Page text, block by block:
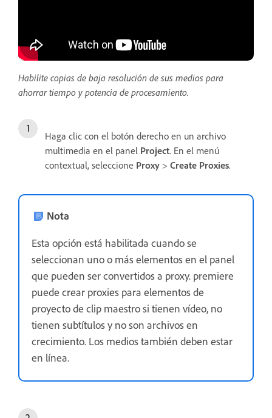
Habilite copias de baja resolución de sus medios para
ahorrar tiempo y potencia de procesamiento.
Haga clic con el botón derecho en un archivo
multimedia en el panel Project. En el menú
contextual, seleccione Proxy > Create Proxies.
Nota
Esta opción está habilitada cuando se
seleccionan uno o más elementos en el panel
que pueden ser convertidos a proxy. premiere
puede crear proxies para elementos de
proyecto de clip maestro si tienen vídeo, no
tienen subtítulos y no son archivos en
crecimiento. Los medios también deben estar
en línea.